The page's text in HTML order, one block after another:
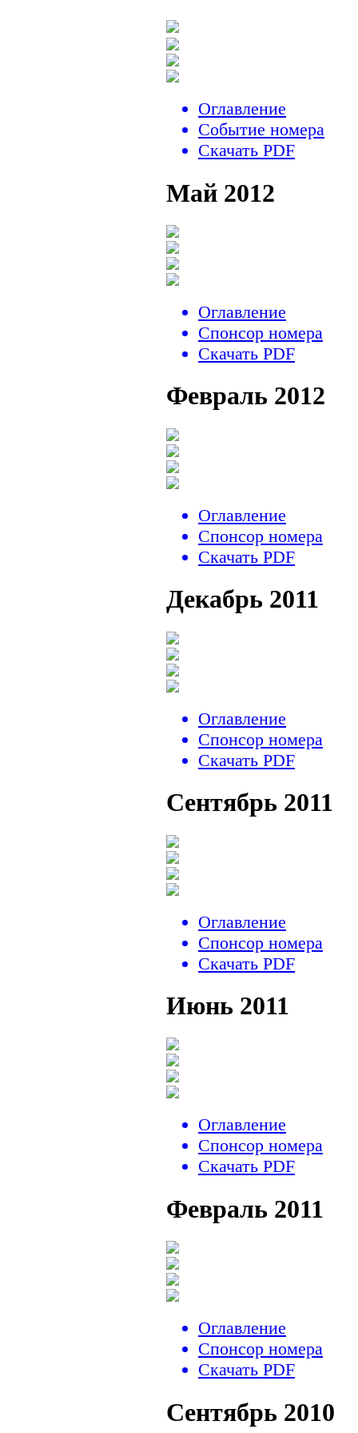
Оглавление
Событие номера
Скачать PDF
Май 2012
Оглавление
Спонсор номера
Скачать PDF
Февраль 2012
Оглавление
Спонсор номера
Скачать PDF
Декабрь 2011
Оглавление
Спонсор номера
Скачать PDF
Сентябрь 2011
Оглавление
Спонсор номера
Скачать PDF
Июнь 2011
Оглавление
Спонсор номера
Скачать PDF
Февраль 2011
Оглавление
Спонсор номера
Скачать PDF
Сентябрь 2010